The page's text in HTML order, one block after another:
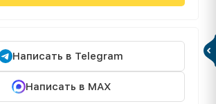
Написать в Telegram
Написать в MAX